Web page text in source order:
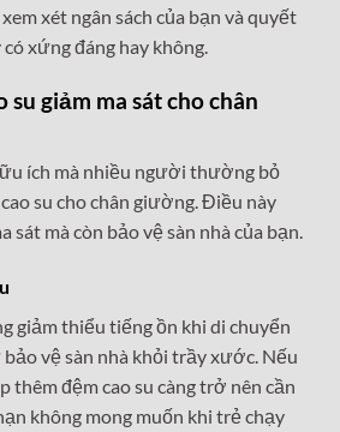
xét ngân sách của bạn và quyết
xứng đáng hay không.
su giảm ma sát cho chân
ích mà nhiều người thường bỏ
su cho chân giường. Điều này
sát mà còn bảo vệ sàn nhà của bạn.
giảm thiểu tiếng ồn khi di chuyển
vệ sàn nhà khỏi trầy xước. Nếu
thêm đệm cao su càng trở nên cần
không mong muốn khi trẻ chạy